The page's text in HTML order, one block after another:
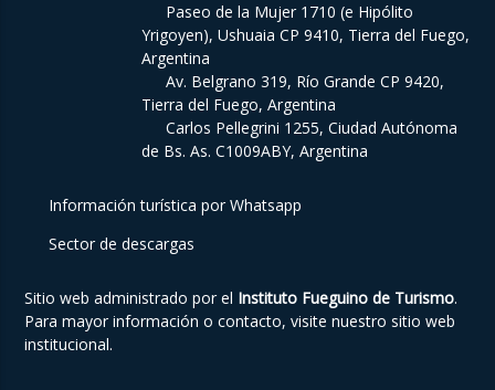
Paseo de la Mujer 1710 (e Hipólito
Yrigoyen), Ushuaia CP 9410, Tierra del Fuego,
Argentina
Av. Belgrano 319, Río Grande CP 9420,
Tierra del Fuego, Argentina
Carlos Pellegrini 1255, Ciudad Autónoma
de Bs. As. C1009ABY, Argentina
Información turística por Whatsapp
Sector de descargas
Sitio web administrado por el Instituto Fueguino de Turismo.
Para mayor información o contacto, visite nuestrositio web
institucional.